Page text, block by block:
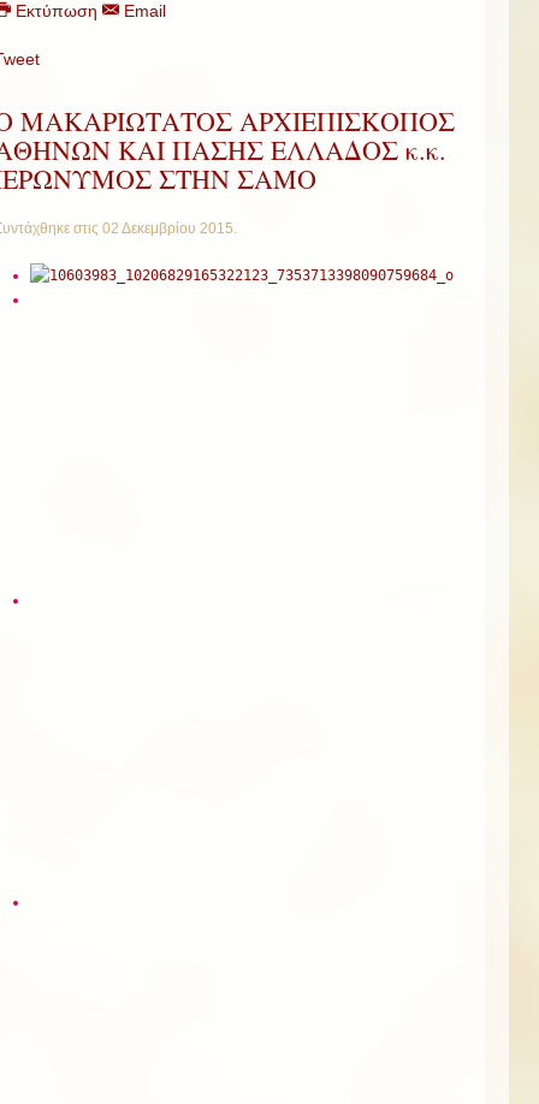
Εκτύπωση Email
ΜΑΚΑΡΙΩΤΑΤΟΣ ΑΡΧΙΕΠΙΣΚΟΠΟΣ
ΚΑΙ ΠΑΣΗΣ ΕΛΛΑΔΟΣ κ.κ.
ΣΤΗΝ ΣΑΜΟ
στις 02 Δεκεμβρίου 2015.